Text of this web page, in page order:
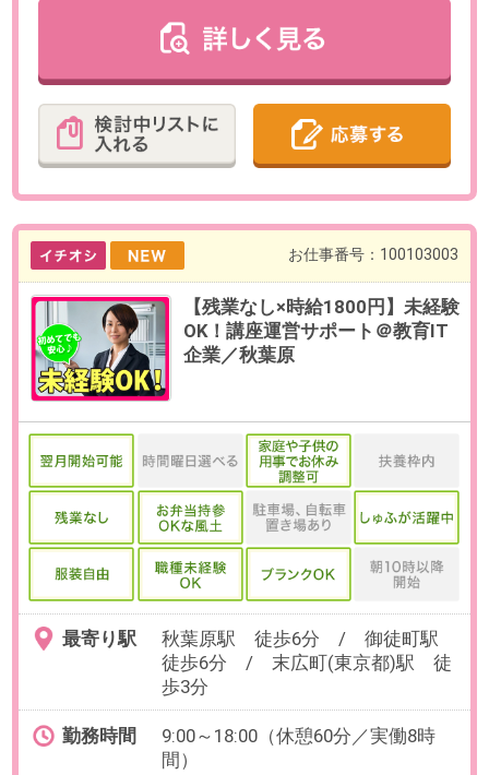
秋葉原駅 徒歩6分 / 御徒町駅
徒歩6分 / 末広町(東京都)駅 徒
勤務時間 9:00～18:00（休憩60分／実働8時
間）
残業 ありません。
※お休み相談も柔軟にご対応いただ
けます。
勤務期間 即日～長期
※9月開始のご相談も可能です。
時給1,800円(交通費全額支給)
必要経験
【必須】PCを使用した事務経験
【歓迎】教育・IT業界での就業経験
OAスキル 【必須】チャットツールの使用経
お仕事番号：100102869
【週2～最短14時/時給1950円】
中学校への訪問＊通信制高校の広
報PRサポート